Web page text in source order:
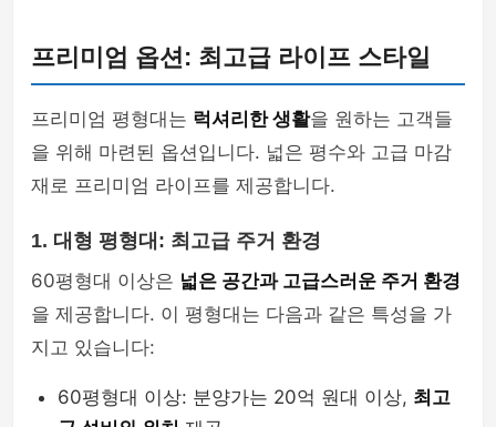
프리미엄 옵션: 최고급 라이프 스타일
프리미엄 평형대는 럭셔리한 생활을 원하는 고객들
을 위해 마련된 옵션입니다. 넓은 평수와 고급 마감
재로 프리미엄 라이프를 제공합니다.
1. 대형 평형대: 최고급 주거 환경
60평형대 이상은 넓은 공간과 고급스러운 주거 환경
을 제공합니다. 이 평형대는 다음과 같은 특성을 가
지고 있습니다:
60평형대 이상: 분양가는 20억 원대 이상, 최고